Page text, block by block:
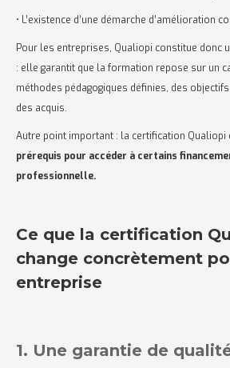
• L’existence d’une démarche d’amélioration
Pour les entreprises, Qualiopi constitue donc
: elle garantit que la formation repose sur un
méthodes pédagogiques définies, des
des acquis.
Autre point important : la certification Qualiopi
prérequis pour accéder à certains
professionnelle.
Ce que la certification
change concrètement
entreprise
1. Une garantie de